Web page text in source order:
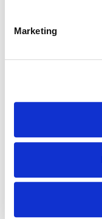
Marketing
M/F
4 dias atrás